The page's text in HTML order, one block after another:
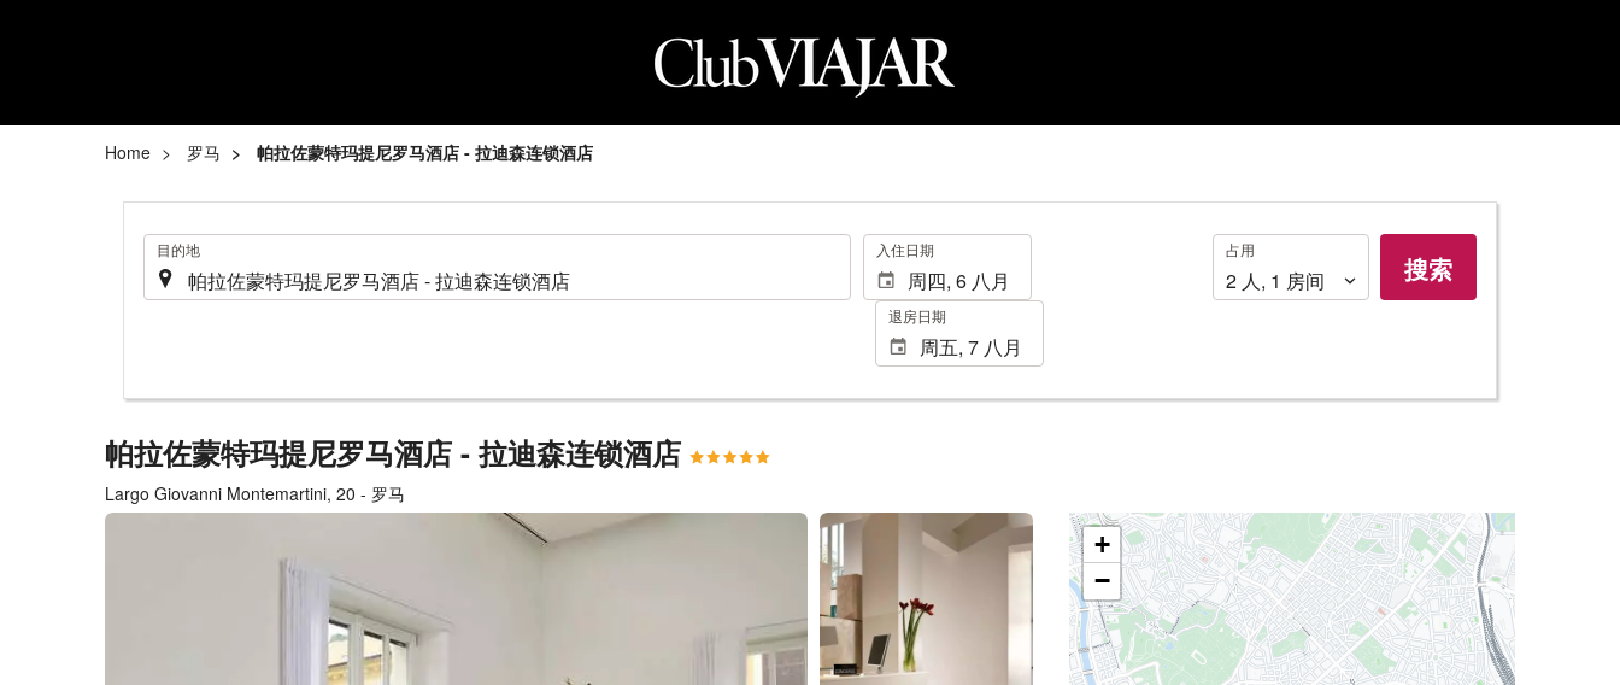
Home 罗马 帕拉佐蒙特玛提尼罗马酒店 - 拉迪森连锁酒店
. 目的地 . 入住日期
退房日期
占
用
占用
2 人 , 1 房间 搜索
帕拉佐蒙特玛提尼罗马酒店 - 拉迪森连锁酒店
Largo Giovanni Montemartini, 20 - 罗马
查看25张照片
+
−